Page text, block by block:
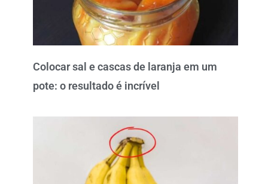
Colocar sal e cascas de laranja em um
pote: o resultado é incrível